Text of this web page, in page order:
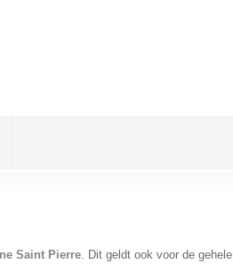
Saint Pierre. Dit geldt ook voor de gehele